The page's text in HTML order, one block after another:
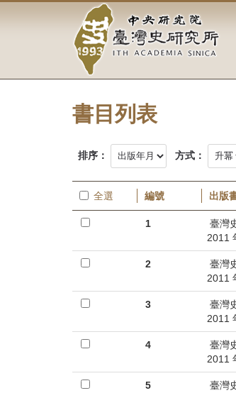
容
中
央
研
究
院-
臺
灣
史
研
究
所-
頁
書目列表
排序： 方式：
全選 編號 出版
1
臺灣
2011
2
臺灣
2011
3
臺灣
2011
4
臺灣
2011
5
臺灣